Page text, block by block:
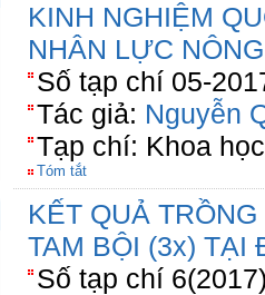
KINH NGHIỆM
NHÂN LỰC
Số tạp chí 05-
Tác giả: Nguyễn
Tạp chí: Khoa
Tóm tắt
KẾT QUẢ
TAM BỘI (3x) TẠI
Số tạp chí